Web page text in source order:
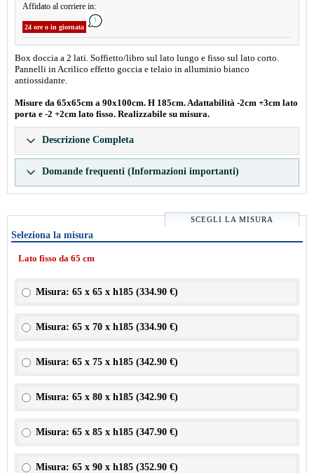
Affidato al corriere in:
24 ore o in giornata
Box doccia a 2 lati. Soffietto/libro sul lato lungo e fisso sul lato corto.
Pannelli in Acrilico effetto goccia e telaio in alluminio bianco
antiossidante.
Misure da 65x65cm a 90x100cm. H 185cm. Adattabilità -2cm +3cm lato
porta e -2 +2cm lato fisso. Realizzabile su misura.
Descrizione Completa
Domande frequenti (Informazioni importanti)
SCEGLI LA MISURA
Seleziona la misura
Lato fisso da 65 cm
Misura: 65 x 65 x h185 (334.90 €)
Misura: 65 x 70 x h185 (334.90 €)
Misura: 65 x 75 x h185 (342.90 €)
Misura: 65 x 80 x h185 (342.90 €)
Misura: 65 x 85 x h185 (347.90 €)
Misura: 65 x 90 x h185 (352.90 €)